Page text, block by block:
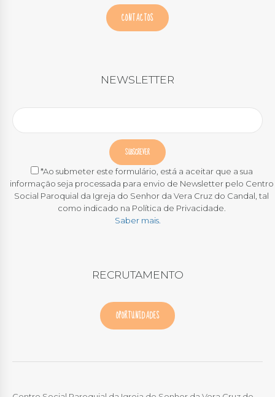
CONTACTOS
NEWSLETTER
*Ao submeter este formulário, está a aceitar que a sua
informação seja processada para envio de Newsletter pelo Centro
Social Paroquial da Igreja do Senhor da Vera Cruz do Candal, tal
como indicado na Política de Privacidade.
Saber mais.
RECRUTAMENTO
OPORTUNIDADES